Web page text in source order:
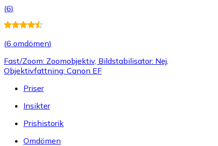
(6)
(6 omdömen)
Fast/Zoom: Zoomobjektiv, Bildstabilisator: Nej,
Objektivfattning: Canon EF
Priser
Insikter
Prishistorik
Omdömen